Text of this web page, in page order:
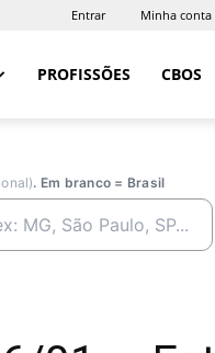
Entrar Minha conta
PROFISSÕES CBOS
. Em branco = Brasil